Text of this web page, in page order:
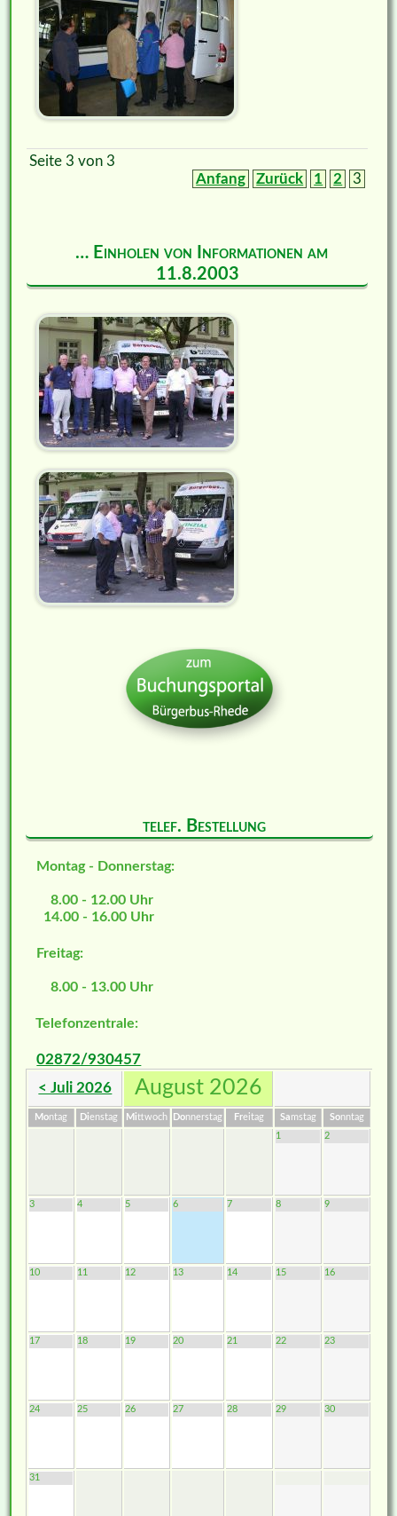
Seite 3 von 3
Anfang
Zurück 1 2 3
… Einholen von Informationen am
11.8.2003
telef. Bestellung
Montag - Donnerstag:
8.00 - 12.00 Uhr
14.00 - 16.00 Uhr
Freitag:
8.00 - 13.00 Uhr
Telefonzentrale:
02872/930457
< Juli 2026 August 2026
Montag Dienstag Mittwoch Donnerstag Freitag Samstag Sonntag
1
2
3 4 5 6 7 8 9
10 11 12 13 14 15 16
17 18 19 20 21 22 23
24 25 26 27 28 29 30
31